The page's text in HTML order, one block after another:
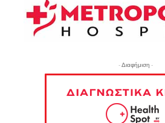
- Διαφήμιση -